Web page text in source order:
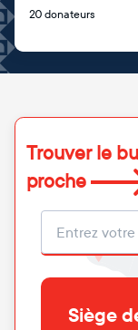
20 donateurs
Trouver le
proche
Localisation
Siège